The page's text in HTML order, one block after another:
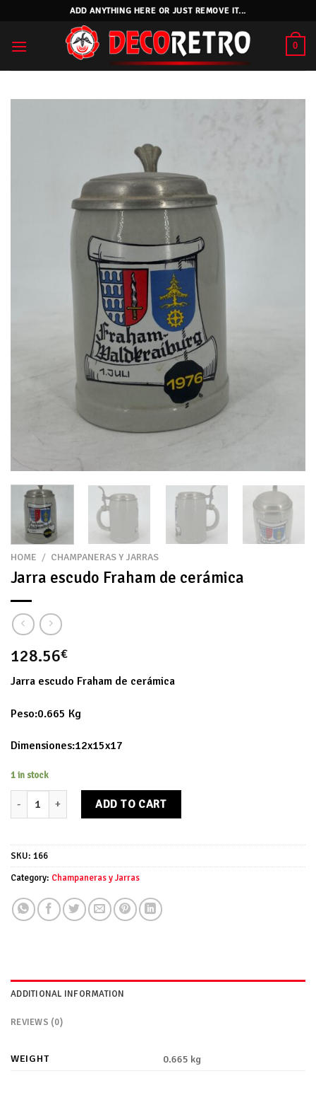
content
ADD ANYTHING HERE OR JUST REMOVE IT...
0
HOME / CHAMPANERAS Y JARRAS
Jarra escudo Fraham de cerámica
128.56€
Jarra escudo Fraham de cerámica
Peso:0.665 Kg
Dimensiones:12x15x17
1 in stock
Jarra escudo Fraham de cerámica quantity
ADD TO CART
SKU: 166
Category: Champaneras y Jarras
ADDITIONAL INFORMATION
REVIEWS (0)
WEIGHT 0.665 kg